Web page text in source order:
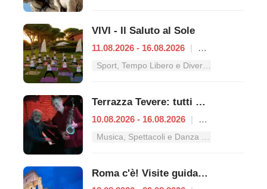
VIVI - Il Saluto al Sole
11.08.2026 - 16.08.2026 |
Terrazza Tevere: tutti gli appuntamenti dal 10 al 16 agosto
10.08.2026 - 16.08.2026 |
Roma c'è! Visite guidate (anche per bambini) dal 13 al 20 agosto 2026